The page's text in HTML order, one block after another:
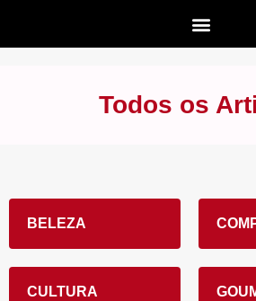
Todos os
BELEZA
CULTURA